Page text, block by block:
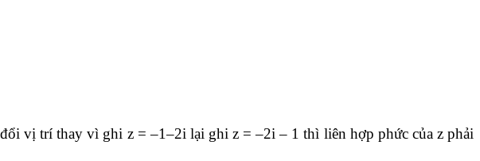
vị trí thay vì ghi z = –1–2i lại ghi z = –2i – 1 thì liên hợp phức của z phải